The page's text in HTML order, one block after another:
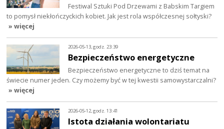
Festiwal Sztuki Pod Drzewami z Babskim Targiem
to pomysł niekłończyckich kobiet. Jak jest rola współczesnej sołtyski?
» więcej
2026-05-13, godz. 23:39
Bezpieczeństwo energetyczne
Bezpieczeństwo energetyczne to dziś temat na
świecie numer jeden. Czy możemy być w tej kwestii samowystarczalni?
» więcej
2026-05-12, godz. 13:41
Istota działania wolontariatu